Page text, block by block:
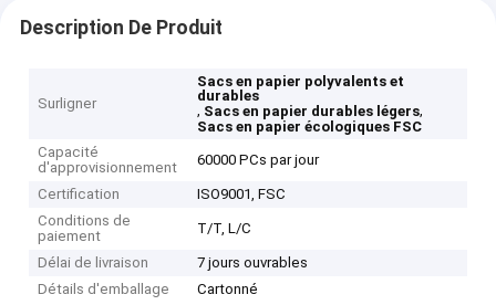
Description De Produit
Surligner
Sacs en papier polyvalents et
durables
, Sacs en papier durables légers,
Sacs en papier écologiques FSC
Capacité
d'approvisionnement
60000 PCs par jour
Certification
ISO9001, FSC
Conditions de
paiement
T/T, L/C
Délai de livraison
7 jours ouvrables
Détails d'emballage
Cartonné